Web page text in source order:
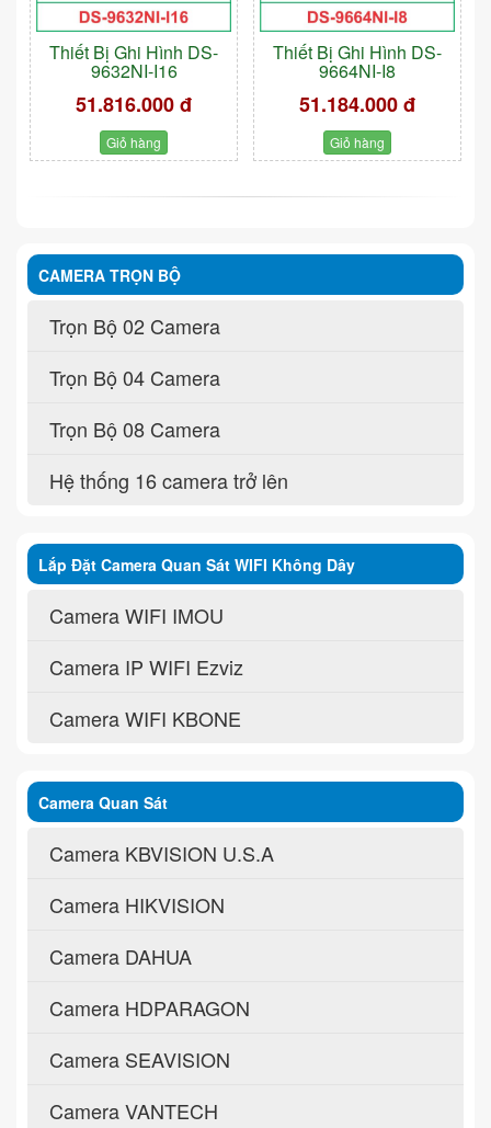
Thiết Bị Ghi Hình DS-
9632NI-I16
51.816.000 đ
Giỏ hàng
Thiết Bị Ghi Hình DS-
9664NI-I8
51.184.000 đ
Giỏ hàng
CAMERA TRỌN BỘ
Trọn Bộ 02 Camera
Trọn Bộ 04 Camera
Trọn Bộ 08 Camera
Hệ thống 16 camera trở lên
Lắp Đặt Camera Quan Sát WIFI Không Dây
Camera WIFI IMOU
Camera IP WIFI Ezviz
Camera WIFI KBONE
Camera Quan Sát
Camera KBVISION U.S.A
Camera HIKVISION
Camera DAHUA
Camera HDPARAGON
Camera SEAVISION
Camera VANTECH